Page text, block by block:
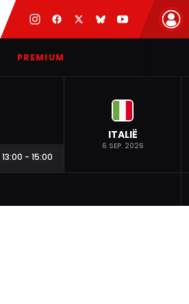
PREMIUM
13:00 - 15:00
ITALIË
6 SEP. 2026